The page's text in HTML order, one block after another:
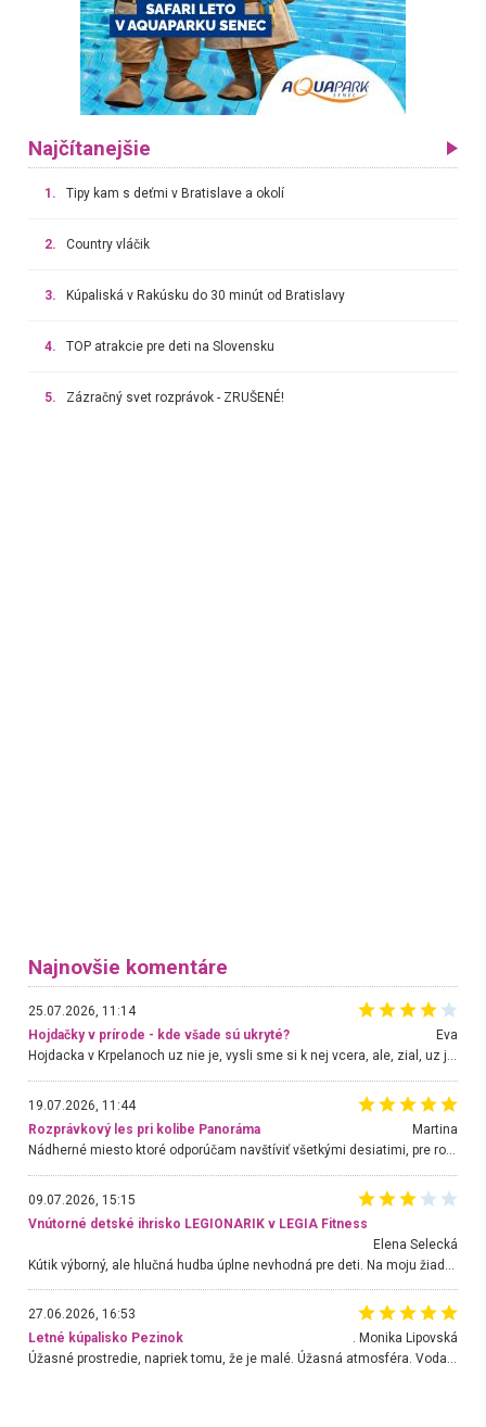
Najčítanejšie
1. Tipy kam s deťmi v Bratislave a okolí
2. Country vláčik
3. Kúpaliská v Rakúsku do 30 minút od Bratislavy
4. TOP atrakcie pre deti na Slovensku
5. Zázračný svet rozprávok - ZRUŠENÉ!
Najnovšie komentáre
25.07.2026, 11:14
Hojdačky v prírode - kde všade sú ukryté?
Eva
Hojdacka v Krpelanoch uz nie je, vysli sme si k nej vcera, ale, zial, uz je znicena. Ak sem planujete cestu len kvoli hojdacke, mozete si ju usetrit. Krasny vyhlad je tu vsak aj bez hojdacky :-)
19.07.2026, 11:44
Rozprávkový les pri kolibe Panoráma
Martina
Nádherné miesto ktoré odporúčam navštíviť všetkými desiatimi, pre rodiny s deťmi, dôchodcom... Proste a jednoducho ozaj rozprávkový les.. určite ešte prídeme. Odniesli sme si na pamiatku krásne tričká,
09.07.2026, 15:15
Vnútorné detské ihrisko LEGIONARIK v LEGIA Fitness
Elena Selecká
27.06.2026, 16:53
Letné kúpalisko Pezinok
. Monika Lipovská
Úžasné prostredie, napriek tomu, že je malé. Úžasná atmosféra. Voda fantastická a nádherná. Ľudí je pomerne veľa, ale su mili a ohľaduplní. Je veľmi zaujímavé sledovať, ako dokážu spolu športovať cudzí ľudia a bez ohľadu na vek. Vládne tu pohoda. Vnuka neviem dostať z vody. Ďakujem za krásny deň . Urcite sa sem vrátim. Jediný problém je s parkovaním, ale aj ten sa mi podarilo vyriešiť. Monika Bratislava